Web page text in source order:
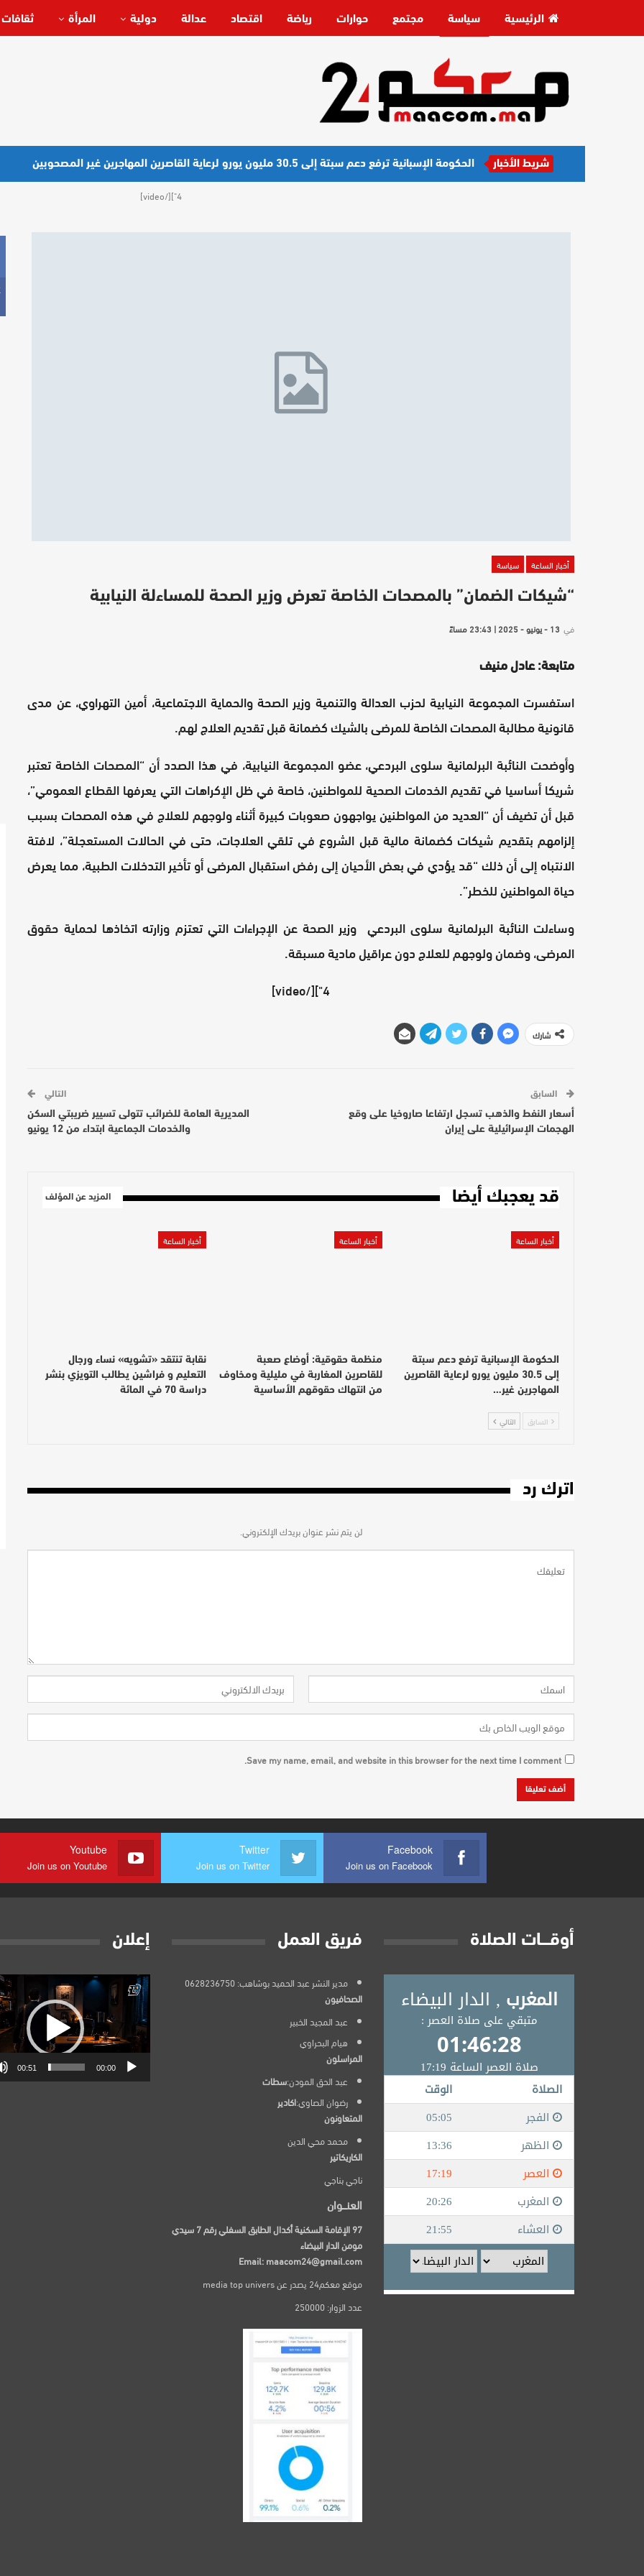
الرئيسية سياسة مجتمع حوارات رياضة اقتصاد عدالة دولية المرأة
شريط الأخبار الحكومة الإسبانية ترفع دعم سبتة إلى 30.5 مليون يورو لرعاية القاصرين المهاجرين غير المصحوبين
4"][/video]
أخبار الساعة سياسة
“شيكات الضمان” بالمصحات الخاصة تعرض وزير الصحة للمساءلة النيابية
في 13 - يونيو - 2025 | 23:43 مساءً
متابعة: عادل منيف
استفسرت المجموعة النيابية لحزب العدالة والتنمية وزير الصحة والحماية الاجتماعية، أمين التهراوي، عن مدى
قانونية مطالبة المصحات الخاصة للمرضى بالشيك كضمانة قبل تقديم العلاج لهم.
وأوضحت النائبة البرلمانية سلوى البردعي، عضو المجموعة النيابية، في هذا الصدد أن “المصحات الخاصة تعتبر
شريكا أساسيا في تقديم الخدمات الصحية للمواطنين، خاصة في ظل الإكراهات التي يعرفها القطاع العمومي”،
قبل أن تضيف أن “العديد من المواطنين يواجهون صعوبات كبيرة أثناء ولوجهم للعلاج في هذه المصحات بسبب
إلزامهم بتقديم شيكات كضمانة مالية قبل الشروع في تلقي العلاجات، حتى في الحالات المستعجلة”، لافتة
الانتباه إلى أن ذلك “قد يؤدي في بعض الأحيان إلى رفض استقبال المرضى أو تأخير التدخلات الطبية، مما يعرض
حياة المواطنين للخطر”.
وساءلت النائبة البرلمانية سلوى البردعي وزير الصحة عن الإجراءات التي تعتزم وزارته اتخاذها لحماية حقوق
المرضى، وضمان ولوجهم للعلاج دون عراقيل مادية مسبقة.
4"][/video]
شارك
السابق
أسعار النفط والذهب تسجل ارتفاعا صاروخيا على وقع
الهجمات الإسرائيلية على إيران
التالي
المديرية العامة للضرائب تتولى تسيير ضريبتي السكن
والخدمات الجماعية ابتداء من 12 يونيو
قد يعجبك أيضا المزيد عن المؤلف
أخبار الساعة
الحكومة الإسبانية ترفع دعم سبتة
إلى 30.5 مليون يورو لرعاية القاصرين
المهاجرين غير…
أخبار الساعة
منظمة حقوقية: أوضاع صعبة
للقاصرين المغاربة في مليلية ومخاوف
من انتهاك حقوقهم الأساسية
أخبار الساعة
نقابة تنتقد «تشويه» نساء ورجال
التعليم و فراشين يطالب التويزي بنشر
دراسة 70 في المائة
السابق التالي
اترك رد
لن يتم نشر عنوان بريدك الإلكتروني.
Save my name, email, and website in this browser for the next time I comment.
Facebook
Join us on Facebook
Twitter
Join us on Twitter
Youtube
Join us on Youtube
أوقــــات الصلاة فريق العمل
مدير النشر عبد الحميد بوشاهب: 0628236750
الصحافيون
عبد المجيد الخبير
هيام البحراوي
المراسلون
عبد الحق المودن:سطات
رضوان الصاوي:اكادير
المتعاونون
محمد محي الدين
الكاريكاتير
ناجي بناجي
العنـــوان
97 الإقامة السكنية أكدال الطابق السفلي رقم 7 سيدي
مومن الدار البيضاء
Email: maacom24@gmail.com
موقع معكم24 يصدر عن media top univers
عدد الزوار: 250000
إعلان
مشغل
الفيديو
00:00
00:51